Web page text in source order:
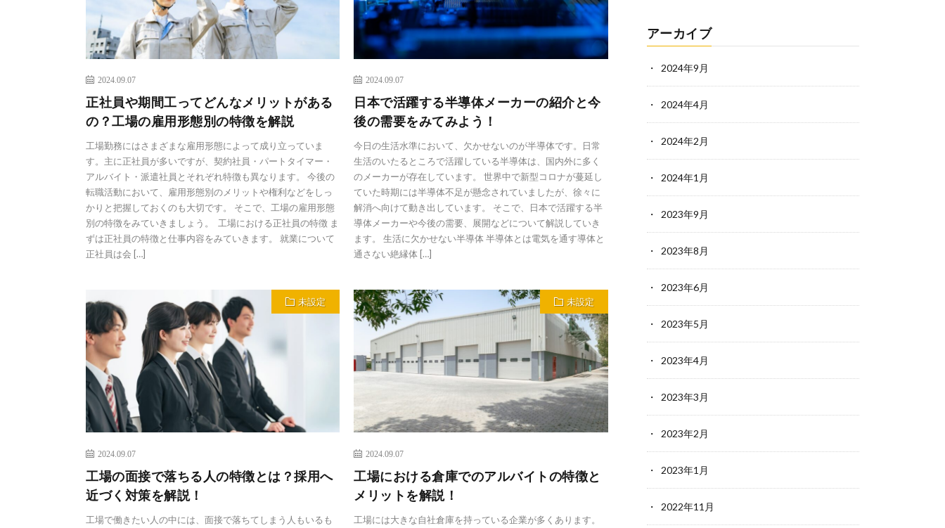
2024.09.07
正社員や期間工ってどんなメリットがある
の？工場の雇用形態別の特徴を解説
工場勤務にはさまざまな雇用形態によって成り立っていま
す。主に正社員が多いですが、契約社員・パートタイマー・
アルバイト・派遣社員とそれぞれ特徴も異なります。 今後の
転職活動において、雇用形態別のメリットや権利などをしっ
かりと把握しておくのも大切です。 そこで、工場の雇用形態
別の特徴をみていきましょう。 工場における正社員の特徴 ま
ずは正社員の特徴と仕事内容をみていきます。 就業について
正社員は会 […]
2024.09.07
日本で活躍する半導体メーカーの紹介と今
後の需要をみてみよう！
今日の生活水準において、欠かせないのが半導体です。日常
生活のいたるところで活躍している半導体は、国内外に多く
のメーカーが存在しています。 世界中で新型コロナが蔓延し
ていた時期には半導体不足が懸念されていましたが、徐々に
解消へ向けて動き出しています。 そこで、日本で活躍する半
導体メーカーや今後の需要、展開などについて解説していき
ます。 生活に欠かせない半導体 半導体とは電気を通す導体と
通さない絶縁体 […]
未設定
2024.09.07
工場の面接で落ちる人の特徴とは？採用へ
近づく対策を解説！
工場で働きたい人の中には、面接で落ちてしまう人もいるも
未設定
2024.09.07
工場における倉庫でのアルバイトの特徴と
メリットを解説！
工場には大きな自社倉庫を持っている企業が多くあります。
アーカイブ
2024年9月
2024年4月
2024年2月
2024年1月
2023年9月
2023年8月
2023年6月
2023年5月
2023年4月
2023年3月
2023年2月
2023年1月
2022年11月